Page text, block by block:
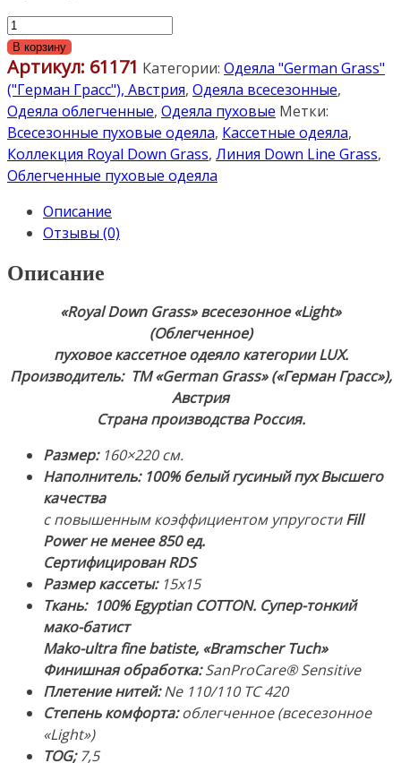
Количество
товара
«Royal
Down
Grass»
160×220см.
Всесезонное
«Light»
пуховое
кассетное
Наполнитель:
пух.
Ткань:
Мако-
Батист
(Mako-
batiste),
100%
Египетский
хлопок.
Производство:
«German
Grass»
(«Герман
Грасс»),
В корзину
Артикул: 61171 Категории: Одеяла "German Grass"
("Герман Грасс"), Австрия, Одеяла всесезонные,
Одеяла облегченные, Одеяла пуховые Метки:
Всесезонные пуховые одеяла, Кассетные одеяла,
Коллекция Royal Down Grass, Линия Down Line Grass,
Облегченные пуховые одеяла
Описание
Отзывы (0)
Описание
«Royal Down Grass» всесезонное «Light»
(Облегченное)
пуховое кассетное одеяло категории LUX.
Производитель: ТМ «German Grass» («Герман Грасс»),
Австрия
Страна производства Россия.
Размер:160×220 см.
Наполнитель: 100% белый гусиный пухВысшего
качества
с повышенным коэффициентом упругостиFill
Power не менее 850 ед.
Сертифицирован RDS
Размер кассеты:15х15
Ткань: 100% Egyptian COTTON. Супер-тонкий
мако-батист
Mako-ultra fine batiste, «Bramscher Tuch»
Финишная обработка:SanProCare® Sensitive
Плетение нитей:Ne 110/110 TC 420
Степень комфорта:облегченное (всесезонное
«Light»)
TOG;7,5